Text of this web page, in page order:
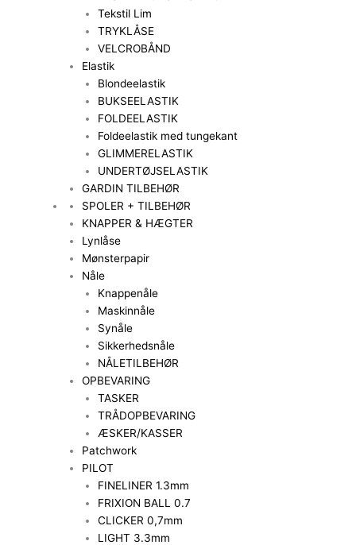
Tekstil Lim
TRYKLÅSE
VELCROBÅND
Elastik
Blondeelastik
BUKSEELASTIK
FOLDEELASTIK
Foldeelastik med tungekant
GLIMMERELASTIK
UNDERTØJSELASTIK
GARDIN TILBEHØR
SPOLER + TILBEHØR
KNAPPER & HÆGTER
Lynlåse
Mønsterpapir
Nåle
Knappenåle
Maskinnåle
Synåle
Sikkerhedsnåle
NÅLETILBEHØR
OPBEVARING
TASKER
TRÅDOPBEVARING
ÆSKER/KASSER
Patchwork
PILOT
FINELINER 1.3mm
FRIXION BALL 0.7
CLICKER 0,7mm
LIGHT 3.3mm